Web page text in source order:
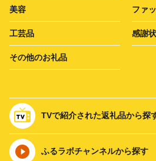
美容 ファ
工芸品 感謝
その他のお礼品
TVで紹介された返礼品から探
ふるラボチャンネルから探す